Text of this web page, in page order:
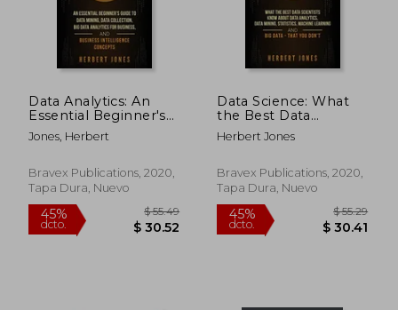
dcto.
Data Analytics: An
Essential Beginner's
Guide to Data Mining,
Data Collection, big
Business, and
Business Intelligence
Jones, Herbert
Bravex Publications, 2020,
Tapa Dura, Nuevo
Data Science: What
the Best Data
Scientists Know
About Data Analytics,
Statistics, Machine
Learning, and big
(en Inglés)
Herbert Jones
Bravex Publications, 2020,
Tapa Dura, Nuevo